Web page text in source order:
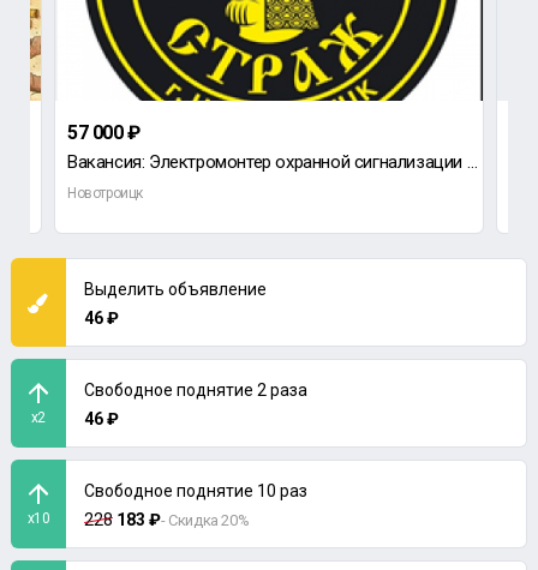
57 000 ₽
Вакансия: Электромонтер охранной сигнализации Обязанности: Обеспечение бесперебойной работ
Новотроицк
Выделить объявление
46 ₽
x2
Свободное поднятие 2 раза
46 ₽
x10
Свободное поднятие 10 раз
228 183 ₽- Скидка 20%